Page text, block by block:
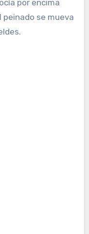
por encima
peinado se mueva